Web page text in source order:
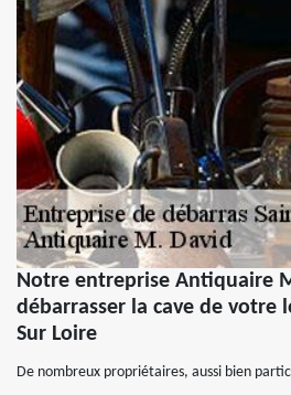
Notre entreprise Antiquaire
débarrasser la cave de votre
Sur Loire
De nombreux propriétaires, aussi bien